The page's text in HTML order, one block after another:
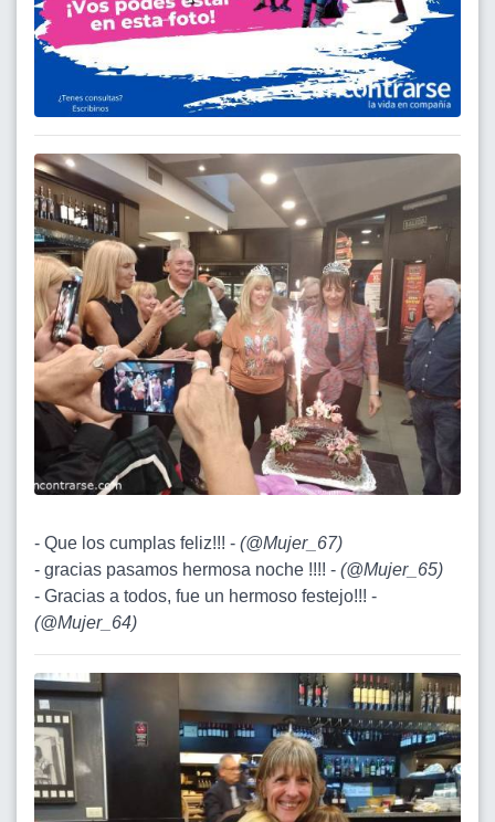
- Que los cumplas feliz!!! - (@Mujer_67)
- gracias pasamos hermosa noche !!!! - (@Mujer_65)
- Gracias a todos, fue un hermoso festejo!!! -
(@Mujer_64)